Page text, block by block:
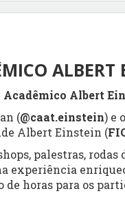
ALBERT
Albert
(@caat.einstein) e
Albert Einstein (
palestras, rodas
experiência
horas para os